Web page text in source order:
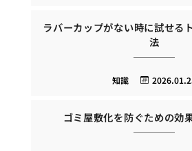
ラバーカップがない時に試せる
法
知識
ゴミ屋敷化を防ぐための効